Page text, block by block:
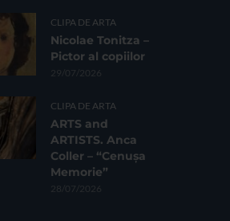
CLIPA DE ARTA
Nicolae Tonitza –
Pictor al copiilor
29/07/2026
CLIPA DE ARTA
ARTS and
ARTISTS. Anca
Coller – “Cenușa
Memorie”
28/07/2026